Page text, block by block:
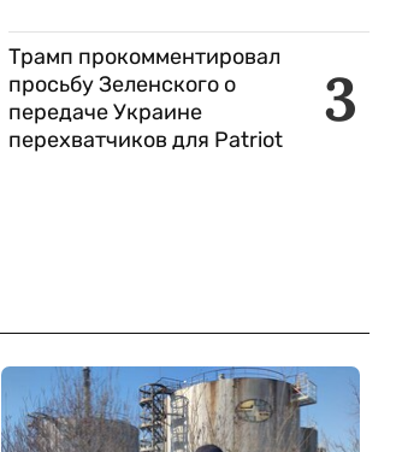
3
Трамп прокомментировал
просьбу Зеленского о
передаче Украине
перехватчиков для Patriot